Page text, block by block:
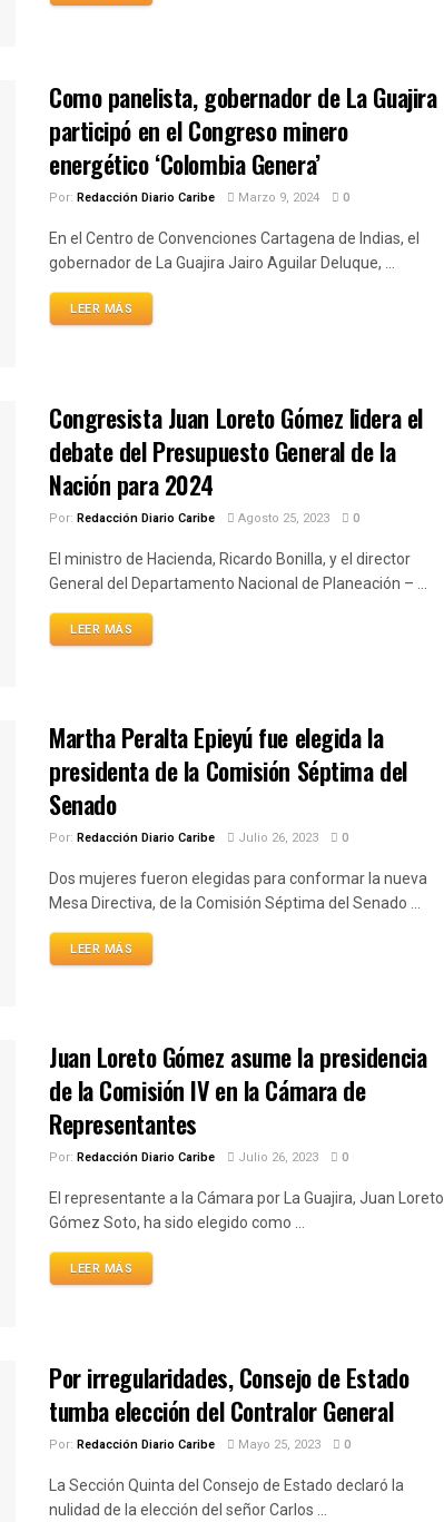
Como panelista, gobernador de La Guajira
participó en el Congreso minero
energético ‘Colombia Genera’
Por: Redacción Diario Caribe Marzo 9, 2024 0
En el Centro de Convenciones Cartagena de Indias, el
gobernador de La Guajira Jairo Aguilar Deluque, ...
LEER MÁS
Congresista Juan Loreto Gómez lidera el
debate del Presupuesto General de la
Nación para 2024
Por: Redacción Diario Caribe Agosto 25, 2023 0
El ministro de Hacienda, Ricardo Bonilla, y el director
General del Departamento Nacional de Planeación – ...
LEER MÁS
Martha Peralta Epieyú fue elegida la
presidenta de la Comisión Séptima del
Senado
Por: Redacción Diario Caribe Julio 26, 2023 0
Dos mujeres fueron elegidas para conformar la nueva
Mesa Directiva, de la Comisión Séptima del Senado ...
LEER MÁS
Juan Loreto Gómez asume la presidencia
de la Comisión IV en la Cámara de
Representantes
Por: Redacción Diario Caribe Julio 26, 2023 0
El representante a la Cámara por La Guajira, Juan Loreto
Gómez Soto, ha sido elegido como ...
LEER MÁS
Por irregularidades, Consejo de Estado
tumba elección del Contralor General
Por: Redacción Diario Caribe Mayo 25, 2023 0
La Sección Quinta del Consejo de Estado declaró la
nulidad de la elección del señor Carlos ...